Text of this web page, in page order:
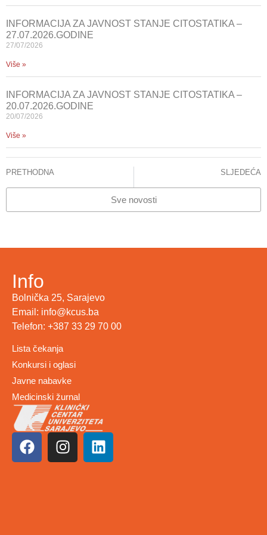
INFORMACIJA ZA JAVNOST STANJE CITOSTATIKA –
27.07.2026.GODINE
27/07/2026
Više »
INFORMACIJA ZA JAVNOST STANJE CITOSTATIKA –
20.07.2026.GODINE
20/07/2026
Više »
PRETHODNA SLJEDEĆA
Sve novosti
Info
Bolnička 25, Sarajevo
Email: info@kcus.ba
Telefon: +387 33 29 70 00
Lista čekanja
Konkursi i oglasi
Javne nabavke
Medicinski žurnal